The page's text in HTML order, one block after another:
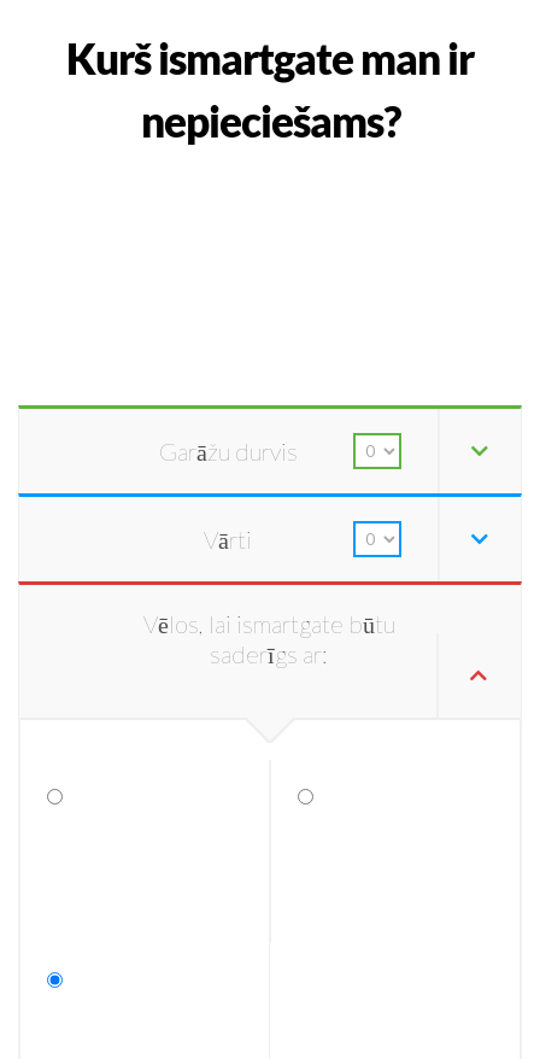
Kurš ismartgate man ir
nepieciešams?
Garāžu durvis
Vārti
Vēlos, lai ismartgate būtu
saderīgs ar: